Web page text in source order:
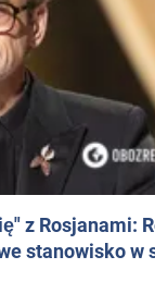
z Rosjanami:
stanowisko w